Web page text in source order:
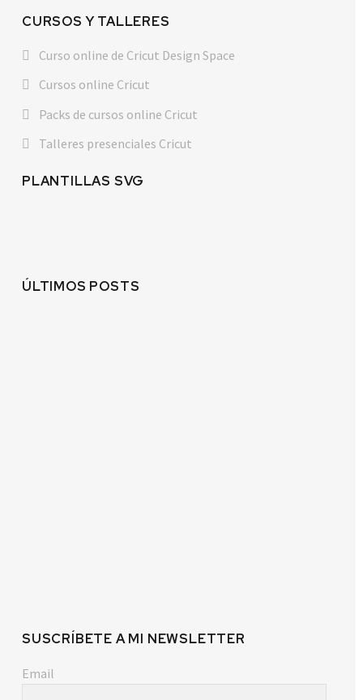
CURSOS Y TALLERES
Curso online de Cricut Design Space
Cursos online Cricut
Packs de cursos online Cricut
Talleres presenciales Cricut
PLANTILLAS SVG
ÚLTIMOS POSTS
SUSCRÍBETE A MI NEWSLETTER
Email